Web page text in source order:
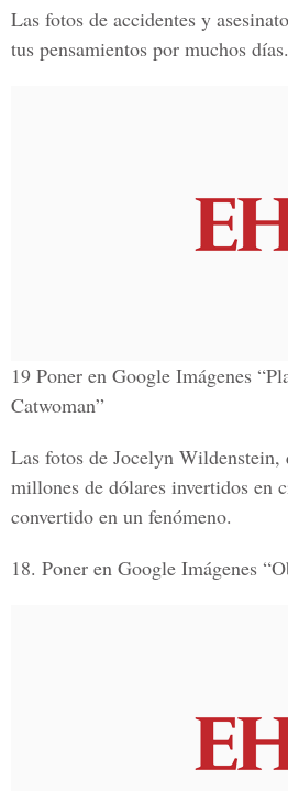
Las fotos de accidentes y
tus pensamientos por muchos días.
19 Poner en Google Imágenes
Catwoman”
Las fotos de Jocelyn Wildenstein,
millones de dólares invertidos en
convertido en un fenómeno.
18. Poner en Google Imágenes